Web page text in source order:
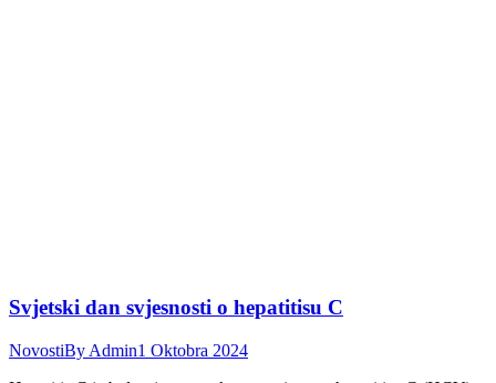
Svjetski dan svjesnosti o hepatitisu C
NovostiBy Admin1 Oktobra 2024